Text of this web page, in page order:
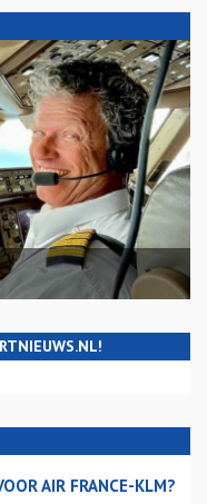
AIR FRANCE-KLM?